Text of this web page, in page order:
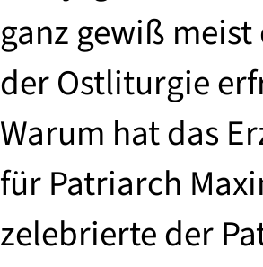
ganz gewiß
der Ostliturgie
Warum hat das
für Patriarch
zelebrierte der